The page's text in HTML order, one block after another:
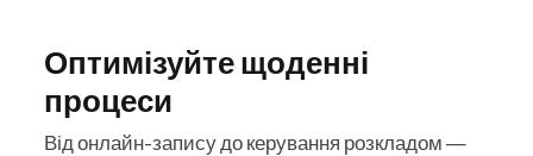
Оптимізуйте щоденні
процеси
Від онлайн-запису до керування розкладом —